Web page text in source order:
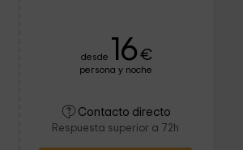
desde 16 €
persona y noche
Contacto directo
Respuesta superior a 72h